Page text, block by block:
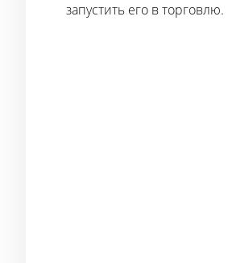
запустить его в торговлю.